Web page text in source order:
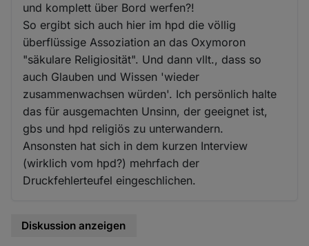
und komplett über Bord werfen?!
So ergibt sich auch hier im hpd die völlig
überflüssige Assoziation an das Oxymoron
"säkulare Religiosität". Und dann vllt., dass so
auch Glauben und Wissen 'wieder
zusammenwachsen würden'. Ich persönlich halte
das für ausgemachten Unsinn, der geeignet ist,
gbs und hpd religiös zu unterwandern.
Ansonsten hat sich in dem kurzen Interview
(wirklich vom hpd?) mehrfach der
Druckfehlerteufel eingeschlichen.
Diskussion anzeigen